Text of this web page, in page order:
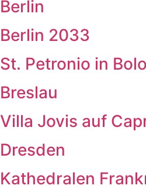
Berlin
Berlin 2033
St. Petronio in
Breslau
Villa Jovis auf
Dresden
Kathedralen